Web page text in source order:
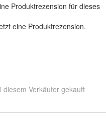
Produktrezension für dieses
eine Produktrezension.
diesem Verkäufer gekauft